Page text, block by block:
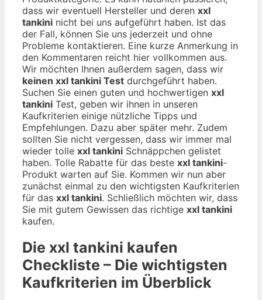
dass wir eventuell Hersteller und deren xxl
tankini nicht bei uns aufgeführt haben. Ist das
der Fall, können Sie uns jederzeit und ohne
Probleme kontaktieren. Eine kurze Anmerkung in
den Kommentaren reicht hier vollkommen aus.
Wir möchten Ihnen außerdem sagen, dass wir
keinen xxl tankini Test durchgeführt haben.
Suchen Sie einen guten und hochwertigen xxl
tankini Test, geben wir ihnen in unseren
Kaufkriterien einige nützliche Tipps und
Empfehlungen. Dazu aber später mehr. Zudem
sollten Sie nicht vergessen, dass wir immer mal
wieder tolle xxl tankini Schnäppchen gelistet
haben. Tolle Rabatte für das beste xxl tankini-
Produkt warten auf Sie. Kommen wir nun aber
zunächst einmal zu den wichtigsten Kaufkriterien
für das xxl tankini. Schließlich möchten wir, dass
Sie mit gutem Gewissen das richtige xxl tankini
kaufen.
Die xxl tankini kaufen
Checkliste – Die wichtigsten
Kaufkriterien im Überblick